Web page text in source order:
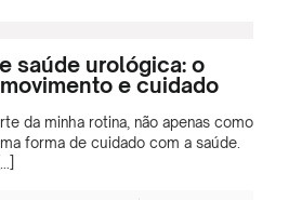
saúde urológica: o
e cuidado
da minha rotina, não apenas como
forma de cuidado com a saúde.